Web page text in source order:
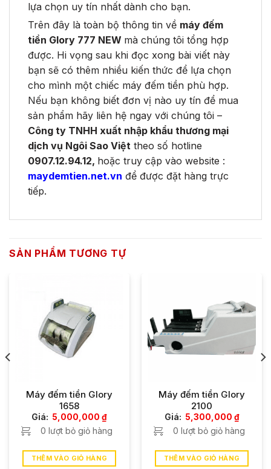
lựa chọn uy tín nhất dành cho bạn.
Trên đây là toàn bộ thông tin về máy đếm
tiền Glory 777 NEW mà chúng tôi tổng hợp
được. Hi vọng sau khi đọc xong bài viết này
bạn sẽ có thêm nhiều kiến thức để lựa chọn
cho mình một chiếc máy đếm tiền phù hợp.
Nếu bạn không biết đơn vị nào uy tín để mua
sản phẩm hãy liên hệ ngay với chúng tôi –
Công ty TNHH xuất nhập khẩu thương mại
dịch vụ Ngôi Sao Việt theo số hotline
0907.12.94.12, hoặc truy cập vào website :
maydemtien.net.vn để được đặt hàng trực
tiếp.
SẢN PHẨM TƯƠNG TỰ
Máy đếm tiền Glory
1658
Giá: 5,000,000 ₫
0 lượt bỏ giỏ hàng
THÊM VÀO GIỎ HÀNG
Máy đếm tiền Glory
2100
Giá: 5,300,000 ₫
0 lượt bỏ giỏ hàng
THÊM VÀO GIỎ HÀNG